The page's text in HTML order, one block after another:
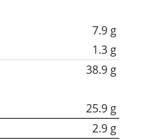
7.9 g
1.3 g
38.9 g
25.9 g
2.9 g